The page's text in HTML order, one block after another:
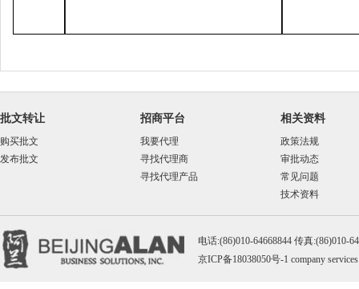
批文转让
购买批文
发布批文
招商平台
我要代理
寻找代理商
寻找代理产品
相关资料
政策法规
审批动态
常见问题
技术资料
电话:(86)010-64668844 传真:(86)010-
京ICP备18038050号-1 company